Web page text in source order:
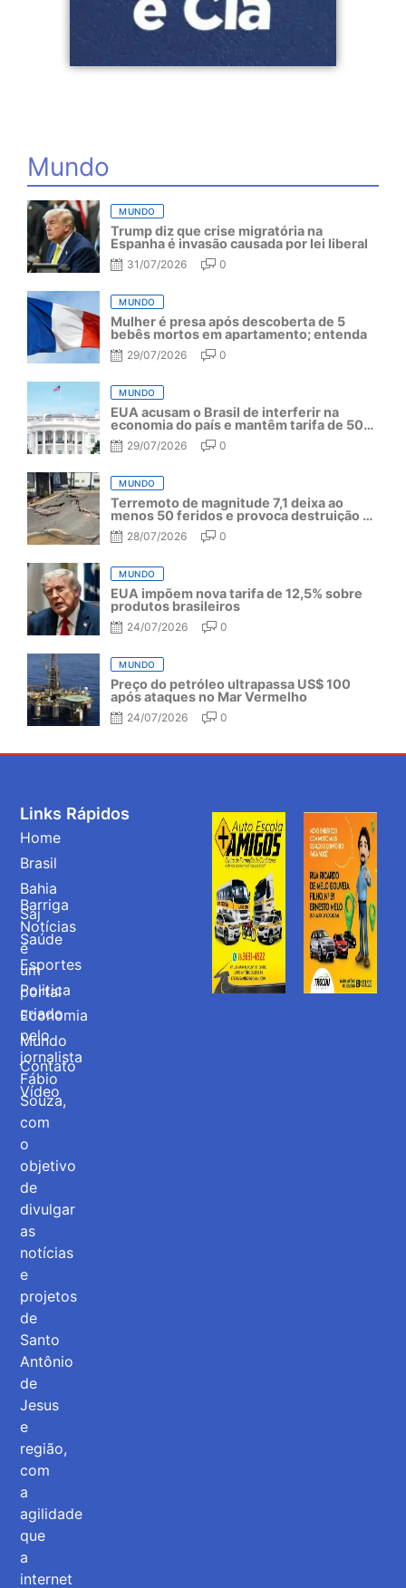
Mundo
MUNDO
Trump diz que crise migratória na
Espanha é invasão causada por lei liberal
31/07/2026 0
MUNDO
Mulher é presa após descoberta de 5
bebês mortos em apartamento; entenda
29/07/2026 0
MUNDO
EUA acusam o Brasil de interferir na
economia do país e mantêm tarifa de 50%
por mais um ano
29/07/2026 0
MUNDO
Terremoto de magnitude 7,1 deixa ao
menos 50 feridos e provoca destruição no
Japão
28/07/2026 0
MUNDO
EUA impõem nova tarifa de 12,5% sobre
produtos brasileiros
24/07/2026 0
MUNDO
Preço do petróleo ultrapassa US$ 100
após ataques no Mar Vermelho
24/07/2026 0
Barriga
Notícias
é
um
portal
criado
pelo
jornalista
Fábio
Souza,
com
o
objetivo
de
divulgar
as
notícias
e
projetos
de
Santo
Antônio
de
Jesus
e
região,
com
a
agilidade
que
a
internet
Links Rápidos
Home
Brasil
Bahia
Saj
Saúde
Esportes
Politica
Economia
Mundo
Contato
Vídeo